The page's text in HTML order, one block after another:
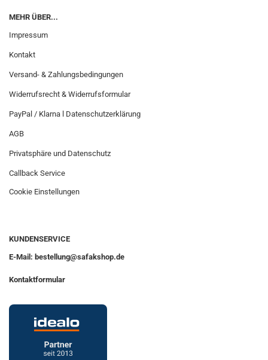
MEHR ÜBER...
Impressum
Kontakt
Versand- & Zahlungsbedingungen
Widerrufsrecht & Widerrufsformular
PayPal / Klarna l Datenschutzerklärung
AGB
Privatsphäre und Datenschutz
Callback Service
Cookie Einstellungen
KUNDENSERVICE
E-Mail: bestellung@safakshop.de
Kontaktformular